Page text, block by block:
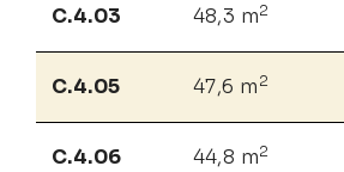
C.4.03 48,3 m2
C.4.05 47,6 m 2
C.4.06 44,8 m2